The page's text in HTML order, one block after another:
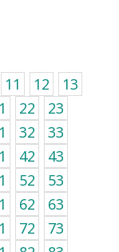
11 12
13
22
23
32
33
42
43
52
53
62
63
72
73